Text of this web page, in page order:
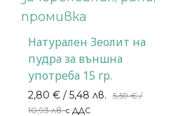
Натурален Зеолит на
пудра за външна
употреба 15 гр.
2,80 € / 5,48 лв. 5,59€/
10,93 лв.с ДДС